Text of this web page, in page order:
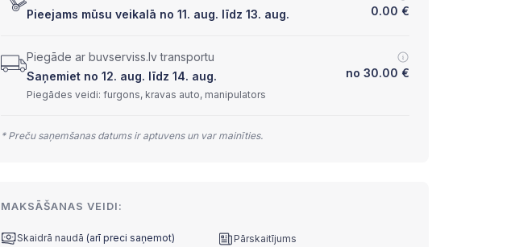
Pieejams mūsu veikalā no 11. aug. līdz 13. aug.
0.00 €
Piegāde ar buvserviss.lv transportu
Saņemiet no 12. aug. līdz 14. aug.
no 30.00 €
Piegādes veidi: furgons, kravas auto, manipulators
* Preču saņemšanas datums ir aptuvens un var mainīties.
MAKSĀŠANAS VEIDI:
Skaidrā naudā (arī preci saņemot)
Pārskaitījums